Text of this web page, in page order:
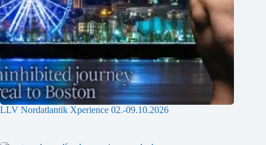
LLV Nordatlantik Xperience 02.-09.10.2026